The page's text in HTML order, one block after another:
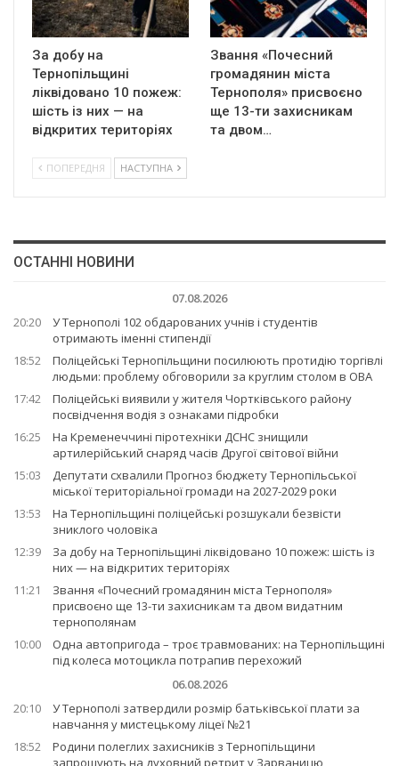
За добу на
Тернопільщині
ліквідовано 10 пожеж:
шість із них — на
відкритих територіях
Звання «Почесний
громадянин міста
Тернополя» присвоєно
ще 13-ти захисникам
та двом…
ПОПЕРЕДНЯ НАСТУПНА
ОСТАННІ НОВИНИ
07.08.2026
20:20
У Тернополі 102 обдарованих учнів і студентів
отримають іменні стипендії
18:52
Поліцейські Тернопільщини посилюють протидію торгівлі
людьми: проблему обговорили за круглим столом в ОВА
17:42
Поліцейські виявили у жителя Чортківського району
посвідчення водія з ознаками підробки
16:25
На Кременеччині піротехніки ДСНС знищили
артилерійський снаряд часів Другої світової війни
15:03
Депутати схвалили Прогноз бюджету Тернопільської
міської територіальної громади на 2027-2029 роки
13:53
На Тернопільщині поліцейські розшукали безвісти
зниклого чоловіка
12:39
За добу на Тернопільщині ліквідовано 10 пожеж: шість із
них — на відкритих територіях
11:21
Звання «Почесний громадянин міста Тернополя»
присвоєно ще 13-ти захисникам та двом видатним
тернополянам
10:00
Одна автопригода – троє травмованих: на Тернопільщині
під колеса мотоцикла потрапив перехожий
06.08.2026
20:10
У Тернополі затвердили розмір батьківської плати за
навчання у мистецькому ліцеї №21
18:52
Родини полеглих захисників з Тернопільщини
запрошують на духовний ретрит у Зарваницю